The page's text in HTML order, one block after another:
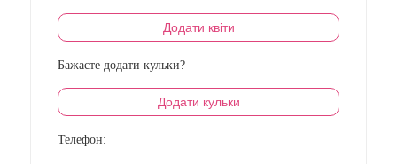
Додати квіти
Бажаєте додати кульки?
Додати кульки
Телефон: